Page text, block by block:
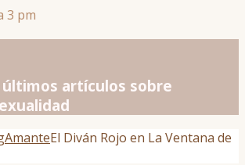
3 pm
artículos sobre
AmanteEl Diván Rojo en La Ventana de